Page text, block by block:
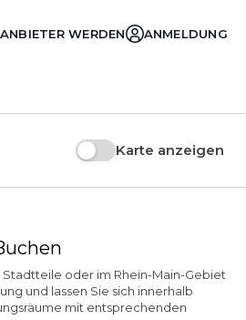
WERDEN ANMELDUNG
Karte anzeigen
oder im Rhein-Main-Gebiet
und lassen Sie sich innerhalb
mit entsprechenden